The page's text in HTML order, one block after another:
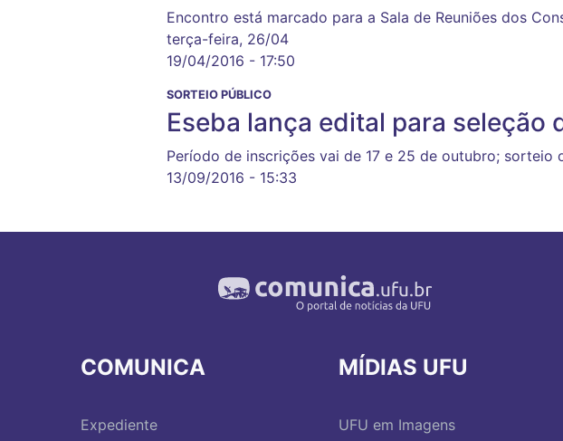
Encontro está marcado para a Sala de Reuniões dos
terça-feira, 26/04
19/04/2016 - 17:50
SORTEIO PÚBLICO
Eseba lança edital para seleção
Período de inscrições vai de 17 e 25 de outubro; sorteio
13/09/2016 - 15:33
COMUNICA
Expediente
MÍDIAS UFU
UFU em Imagens